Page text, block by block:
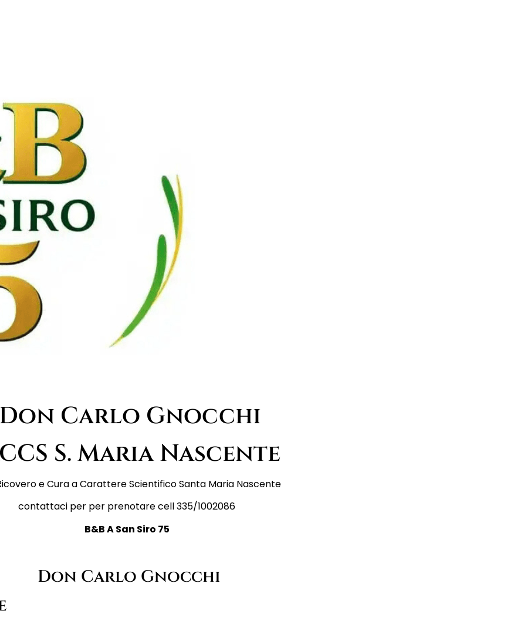
Don Carlo Gnocchi
S. Maria Nascente
e Cura a Carattere Scientifico Santa Maria Nascente
contattaci per per prenotare cell 335/1002086
B&B A San Siro 75
Don Carlo Gnocchi